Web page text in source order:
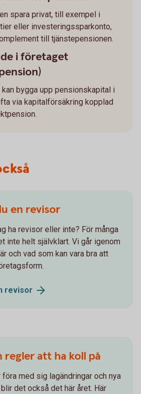
spara privat, till exempel i
eller investeringssparkonto,
till tjänstepensionen.
i företaget
bygga upp pensionskapital i
via kapitalförsäkring kopplad
en revisor
ha revisor eller inte? För många
inte helt självklart. Vi går igenom
och vad som kan vara bra att
revisor
regler att ha koll på
föra med sig lagändringar och nya
det också det här året. Här